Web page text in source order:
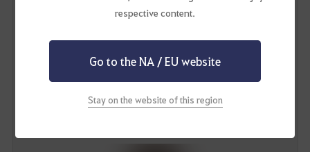
respective content.
Go to the NA / EU website
Stay on the website of this region
기대합니다.
울루키타에서는 기존에 이벤트로 지급되던 어둠 포식의 기원을 포함하여
새로운 보물 아이템을 획득하실 수 있습니다.